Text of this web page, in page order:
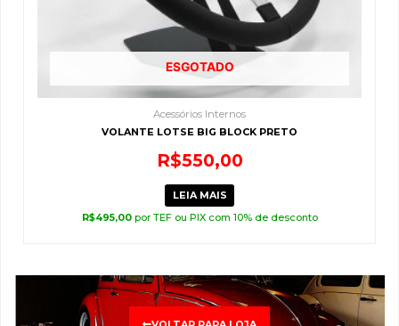
ESGOTADO
Acessórios Internos
VOLANTE LOTSE BIG BLOCK PRETO
R$550,00
LEIA MAIS
R$495,00 por TEF ou PIX com 10% de desconto